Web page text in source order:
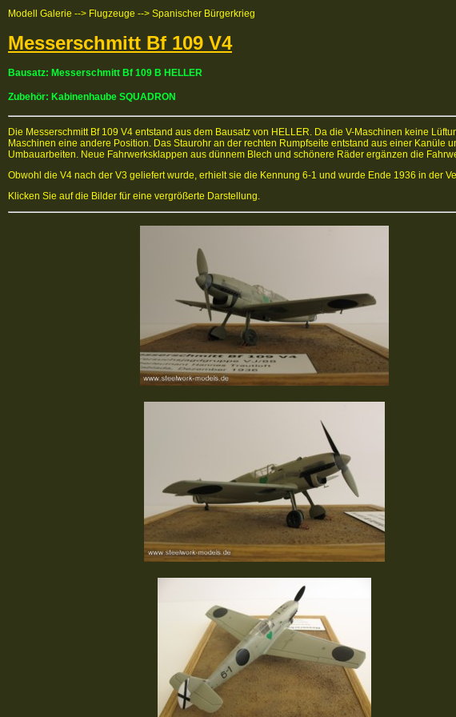
Modell Galerie --> Flugzeuge --> Spanischer Bürgerkrieg
Messerschmitt Bf 109 V4
Bausatz: Messerschmitt Bf 109 B HELLER
Zubehör: Kabinenhaube SQUADRON
Die Messerschmitt Bf 109 V4 entstand aus dem Bausatz von HELLER. Da die V-Maschinen keine
Maschinen eine andere Position. Das Staurohr an der rechten Rumpfseite entstand aus einer
Umbauarbeiten. Neue Fahrwerksklappen aus dünnem Blech und schönere Räder ergänzen die
Obwohl die V4 nach der V3 geliefert wurde, erhielt sie die Kennung 6-1 und wurde Ende 1936 in der
Klicken Sie auf die Bilder für eine vergrößerte Darstellung.